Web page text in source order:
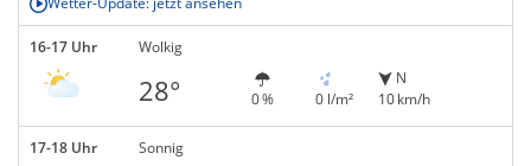
16-17 Uhr Wolkig
28° 0 % 0 l/m²
N
10 km/h
17-18 Uhr Sonnig